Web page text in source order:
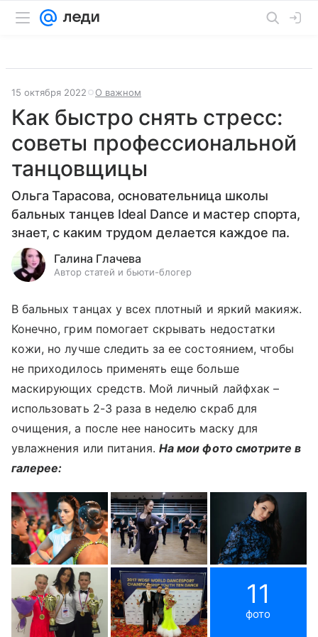
15 октября 2022 О важном
Как быстро снять стресс:
советы профессиональной
танцовщицы
Ольга Тарасова, основательница школы
бальных танцев Ideal Dance и мастер спорта,
знает, с каким трудом делается каждое па.
Галина Глачева
Автор статей и бьюти-блогер
В бальных танцах у всех плотный и яркий макияж.
Конечно, грим помогает скрывать недостатки
кожи, но лучше следить за ее состоянием, чтобы
не приходилось применять еще больше
маскирующих средств. Мой личный лайфхак –
использовать 2-3 раза в неделю скраб для
очищения, а после нее наносить маску для
увлажнения или питания.На мои фото смотрите в
галерее:
11
фото